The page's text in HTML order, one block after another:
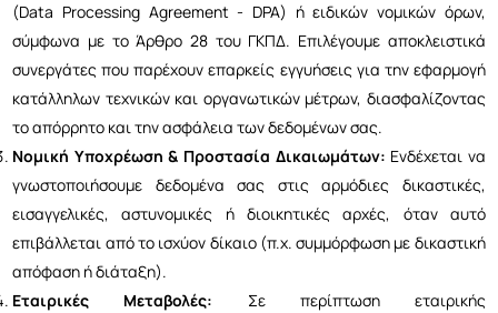
(Data Processing Agreement - DPA) ή ειδικών νομικών όρων,
σύμφωνα με το Άρθρο 28 του ΓΚΠΔ. Επιλέγουμε αποκλειστικά
συνεργάτες που παρέχουν επαρκείς εγγυήσεις για την εφαρμογή
κατάλληλων τεχνικών και οργανωτικών μέτρων, διασφαλίζοντας
το απόρρητο και την ασφάλεια των δεδομένων σας.
Νομική Υποχρέωση & Προστασία Δικαιωμάτων: Ενδέχεται να
γνωστοποιήσουμε δεδομένα σας στις αρμόδιες δικαστικές,
εισαγγελικές, αστυνομικές ή διοικητικές αρχές, όταν αυτό
επιβάλλεται από το ισχύον δίκαιο (π.χ. συμμόρφωση με δικαστική
απόφαση ή διάταξη).
Εταιρικές Μεταβολές: Σε περίπτωση εταιρικής